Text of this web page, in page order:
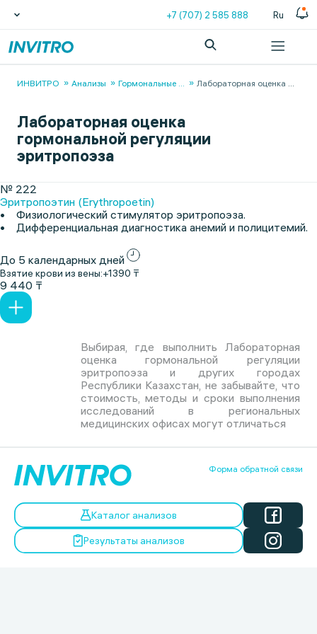
+7 (707) 2 585 888 Ru
ИНВИТРО Анализы Гормональные ... Лабораторная оценка ...
Лабораторная оценка
гормональной регуляции
эритропоэза
№ 222
Эритропоэтин (Erythropoetin)
• Физиологический стимулятор эритропоэза.
• Дифференциальная диагностика анемий и полицитемий.
До 5 календарных дней
Взятие крови из вены:+1390 ₸
9 440 ₸
Выбирая, где выполнить Лабораторная
оценка гормональной регуляции
эритропоэза и других городах
Республики Казахстан, не забывайте, что
стоимость, методы и сроки выполнения
исследований в региональных
медицинских офисах могут отличаться
Форма обратной связи
Каталог анализов
Результаты анализов